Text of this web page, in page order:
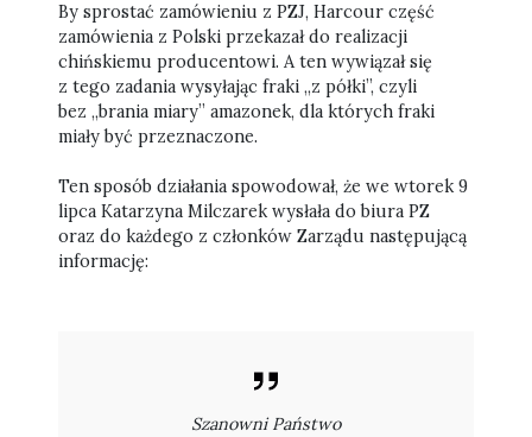
By sprostać zamówieniu z PZJ, Harcour część
zamówienia z Polski przekazał do realizacji
chińskiemu producentowi. A ten wywiązał się
z tego zadania wysyłając fraki „z półki”, czyli
bez „brania miary” amazonek, dla których fraki
miały być przeznaczone.
Ten sposób działania spowodował, że we wtorek 9
lipca Katarzyna Milczarek wysłała do biura PZ
oraz do każdego z członków Zarządu następującą
informację:
Szanowni Państwo